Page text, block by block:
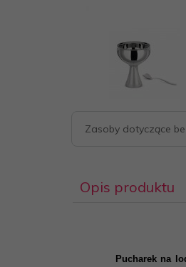
Zasoby dotyczące
Opis produktu
Pucharek na